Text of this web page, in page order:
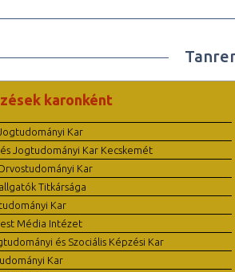
karonként
Kar
és Jogtudományi Kar Kecskemét
Kar
Titkársága
Kar
Média Intézet
és Szociális Képzési Kar
Kar